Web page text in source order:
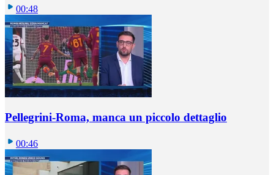
00:48
Pellegrini-Roma, manca un piccolo dettaglio
00:46